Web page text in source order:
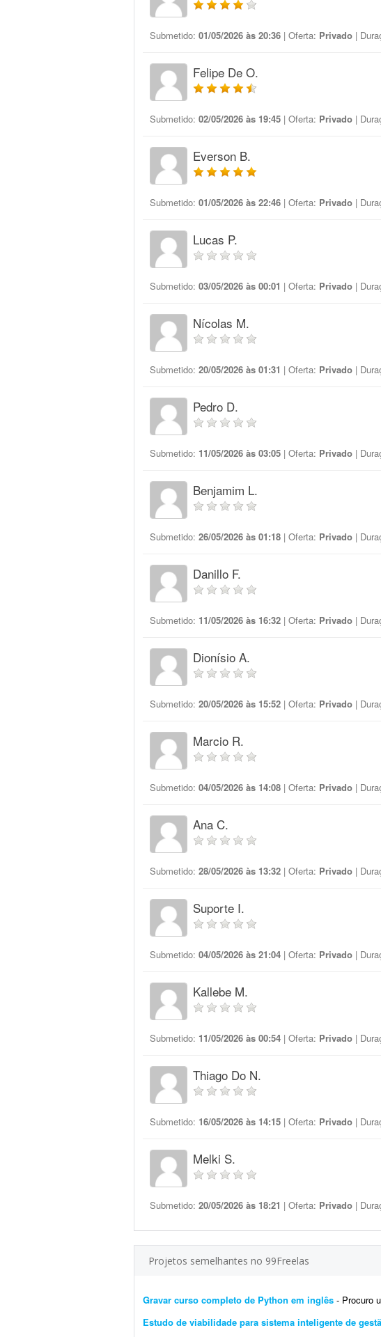
Submetido: 01/05/2026 às 20:36 | Oferta: Privado |
Felipe De O.
Submetido: 02/05/2026 às 19:45 | Oferta: Privado |
Everson B.
Submetido: 01/05/2026 às 22:46 | Oferta: Privado |
Lucas P.
Submetido: 03/05/2026 às 00:01 | Oferta: Privado |
Nícolas M.
Submetido: 20/05/2026 às 01:31 | Oferta: Privado |
Pedro D.
Submetido: 11/05/2026 às 03:05 | Oferta: Privado |
Benjamim L.
Submetido: 26/05/2026 às 01:18 | Oferta: Privado |
Danillo F.
Submetido: 11/05/2026 às 16:32 | Oferta: Privado |
Dionísio A.
Submetido: 20/05/2026 às 15:52 | Oferta: Privado |
Marcio R.
Submetido: 04/05/2026 às 14:08 | Oferta: Privado |
Ana C.
Submetido: 28/05/2026 às 13:32 | Oferta: Privado |
Suporte I.
Submetido: 04/05/2026 às 21:04 | Oferta: Privado |
Kallebe M.
Submetido: 11/05/2026 às 00:54 | Oferta: Privado |
Thiago Do N.
Submetido: 16/05/2026 às 14:15 | Oferta: Privado |
Melki S.
Submetido: 20/05/2026 às 18:21 | Oferta: Privado |
Projetos semelhantes no 99Freelas
Gravar curso completo de Python em inglês - Procuro um
Estudo de viabilidade para sistema inteligente de